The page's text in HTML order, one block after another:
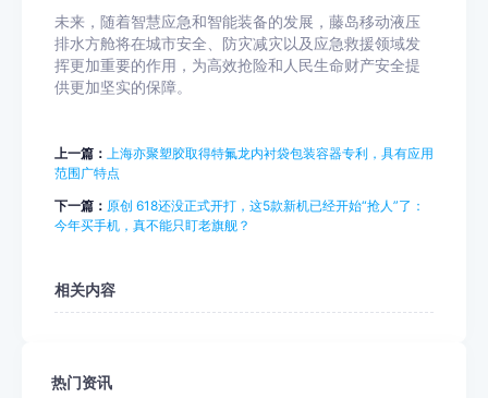
未来，随着智慧应急和智能装备的发展，藤岛移动液压
排水方舱将在城市安全、防灾减灾以及应急救援领域发
挥更加重要的作用，为高效抢险和人民生命财产安全提
供更加坚实的保障。
上一篇： 上海亦聚塑胶取得特氟龙内衬袋包装容器专利，具有应用
范围广特点
下一篇： 原创 618还没正式开打，这5款新机已经开始“抢人”了：
今年买手机，真不能只盯老旗舰？
相关内容
热门资讯